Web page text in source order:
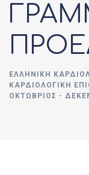
ΕΛΛΗΝΙΚΉ
ΚΑΡΔΙΟΛΟΓΙΚΗ
ΟΚΤΏΒΡΙΟΣ -